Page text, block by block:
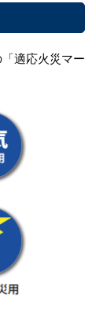
適応火災マー